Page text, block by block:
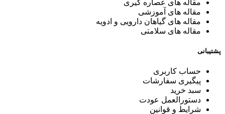
مقاله های عصاره گیری
مقاله های آموزشی
مقاله های گیاهان دارویی و ادویه
مقاله های سلامتی
پشتیبانی
حساب کاربری
پیگیری سفارشات
سبد خرید
دستورالعمل عودت
شرایط و قوانین